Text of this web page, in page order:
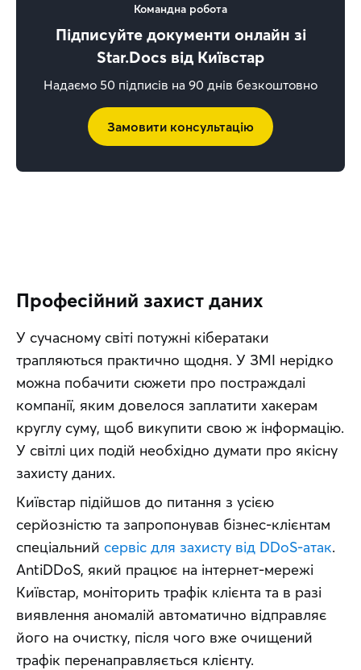
Командна робота
Підписуйте документи онлайн зі
Star.Docs від Київстар
Надаємо 50 підписів на 90 днів безкоштовно
Замовити консультацію
Професійний захист даних
У сучасному світі потужні кібератаки
трапляються практично щодня. У ЗМІ нерідко
можна побачити сюжети про постраждалі
компанії, яким довелося заплатити хакерам
круглу суму, щоб викупити свою ж інформацію.
У світлі цих подій необхідно думати про якісну
захисту даних.
Київстар підійшов до питання з усією
серйозністю та запропонував бізнес-клієнтам
спеціальний сервіс для захисту від DDoS-атак.
AntiDDoS, який працює на інтернет-мережі
Київстар, моніторить трафік клієнта та в разі
виявлення аномалій автоматично відправляє
його на очистку, після чого вже очищений
трафік перенаправляється клієнту.